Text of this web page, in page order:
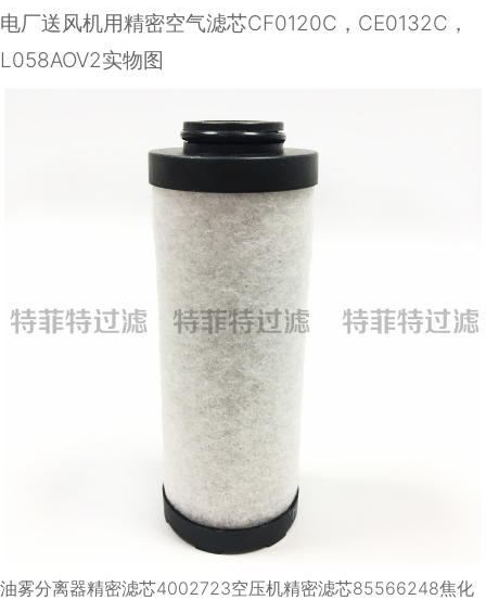
电厂送风机用精密空气滤芯CF0120C，CE0132C，
L058AOV2实物图
油雾分离器精密滤芯4002723空压机精密滤芯85566248焦化